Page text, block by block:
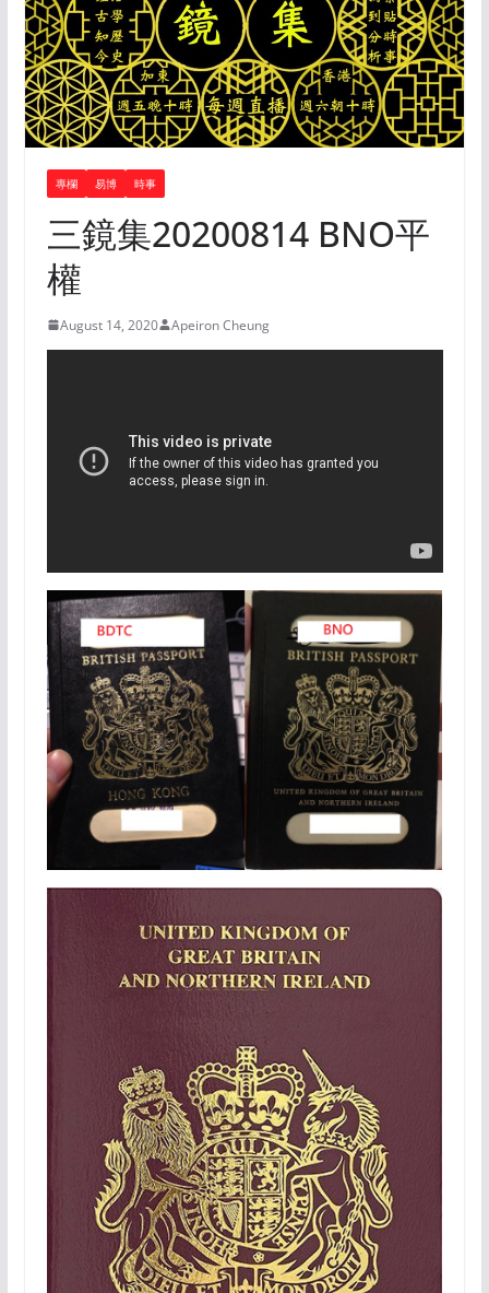
專欄 易博 時事
三鏡集20200814 BNO平
權
August 14, 2020 Apeiron Cheung